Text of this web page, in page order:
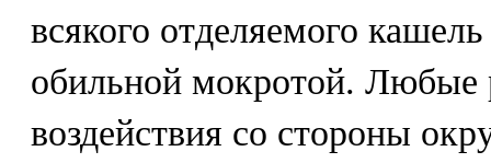
всякого отделяемого
обильной мокротой. Любые
воздействия со стороны